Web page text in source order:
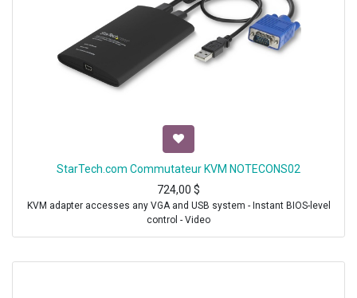
StarTech.com Commutateur KVM NOTECONS02
724,00 $
KVM adapter accesses any VGA and USB system - Instant BIOS-level
control - Video